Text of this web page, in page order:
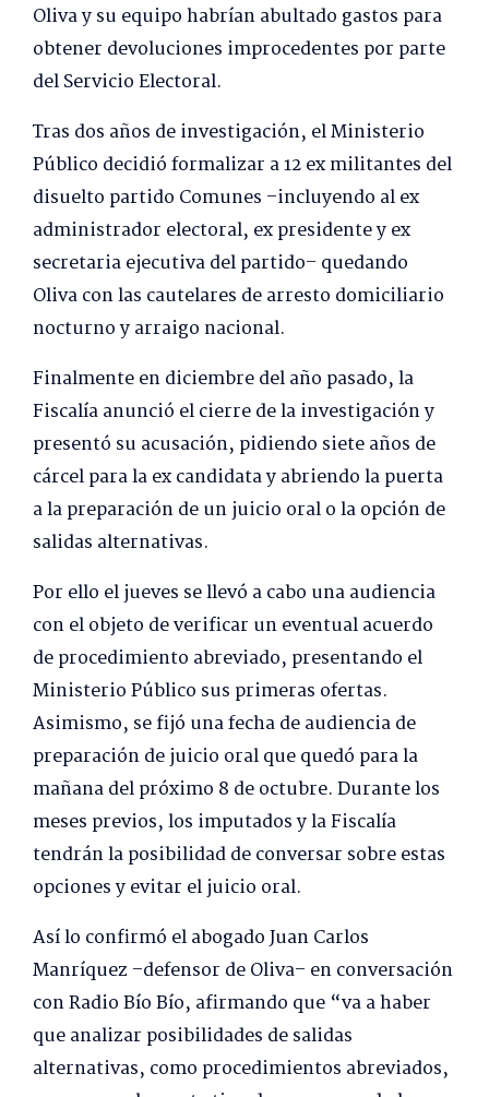
Oliva y su equipo habrían abultado gastos para
obtener devoluciones improcedentes por parte
del Servicio Electoral.
Tras dos años de investigación, el Ministerio
Público decidió formalizar a 12 ex militantes del
disuelto partido Comunes –incluyendo al ex
administrador electoral, ex presidente y ex
secretaria ejecutiva del partido– quedando
Oliva con las cautelares de arresto domiciliario
nocturno y arraigo nacional.
Finalmente en diciembre del año pasado, la
Fiscalía anunció el cierre de la investigación y
presentó su acusación, pidiendo siete años de
cárcel para la ex candidata y abriendo la puerta
a la preparación de un juicio oral o la opción de
salidas alternativas.
Por ello el jueves se llevó a cabo una audiencia
con el objeto de verificar un eventual acuerdo
de procedimiento abreviado, presentando el
Ministerio Público sus primeras ofertas.
Asimismo, se fijó una fecha de audiencia de
preparación de juicio oral que quedó para la
mañana del próximo 8 de octubre. Durante los
meses previos, los imputados y la Fiscalía
tendrán la posibilidad de conversar sobre estas
opciones y evitar el juicio oral.
Así lo confirmó el abogado Juan Carlos
Manríquez –defensor de Oliva– en conversación
con Radio Bío Bío, afirmando que “va a haber
que analizar posibilidades de salidas
alternativas, como procedimientos abreviados,